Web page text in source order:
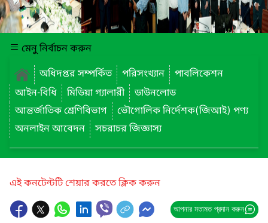
মেনু নির্বাচন করুন
অধিদপ্তর সম্পর্কিত
পরিসংখ্যান
পাবলিকেশন
আইন-বিধি
মিডিয়া গ্যালারী
ডাউনলোড
আন্তর্জাতিক শ্রেণিবিভাগ
ভৌগোলিক নির্দেশক(জিআই) পণ্য
অনলাইন আবেদন
সচরাচর জিজ্ঞাস্য
এই কনটেন্টটি শেয়ার করতে ক্লিক করুন
আপনার মতামত প্রদান করুন